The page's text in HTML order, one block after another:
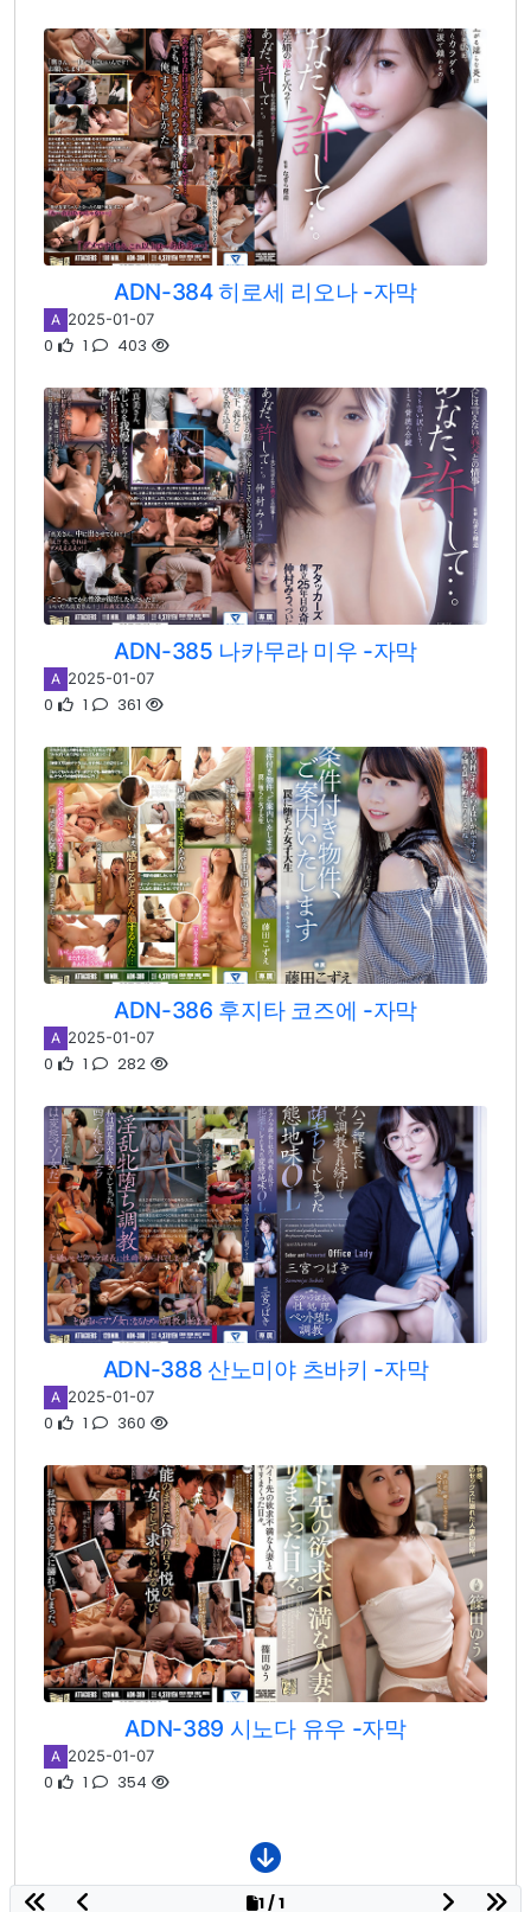
ADN-384 히로세 리오나 -자막
A 2025-01-07
0 1 403
ADN-385 나카무라 미우 -자막
A 2025-01-07
0 1 361
ADN-386 후지타 코즈에 -자막
A 2025-01-07
0 1 282
ADN-388 산노미야 츠바키 -자막
A 2025-01-07
0 1 360
ADN-389 시노다 유우 -자막
A 2025-01-07
0 1 354
1 / 1